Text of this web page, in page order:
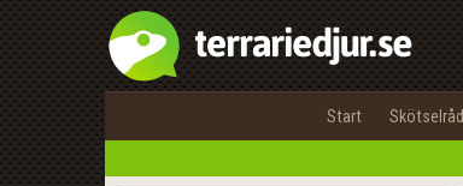
Start Skötselråd